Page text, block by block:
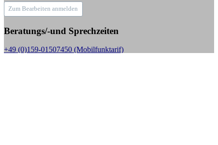
Zum Bearbeiten anmelden
Beratungs/-und Sprechzeiten
+49 (0)159-01507450 (Mobilfunktarif)